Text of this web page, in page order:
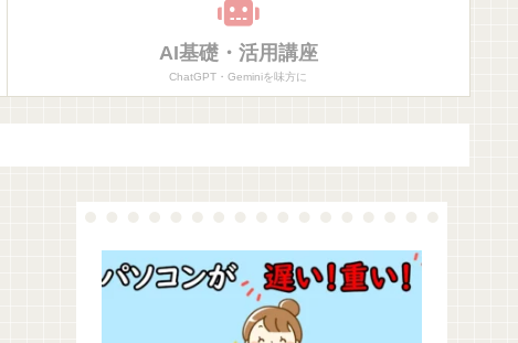
AI基礎・活用講座
ChatGPT・Geminiを味方に